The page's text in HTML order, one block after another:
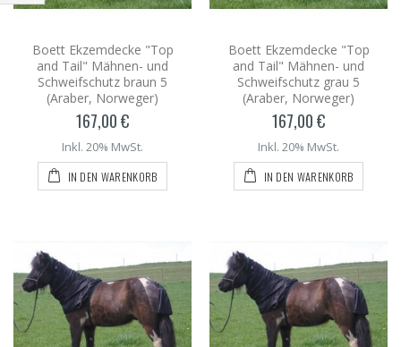
Boett Ekzemdecke "Top
and Tail" Mähnen- und
Schweifschutz braun 5
(Araber, Norweger)
167,00 €
Inkl. 20% MwSt.
IN DEN WARENKORB
Boett Ekzemdecke "Top
and Tail" Mähnen- und
Schweifschutz grau 5
(Araber, Norweger)
167,00 €
Inkl. 20% MwSt.
IN DEN WARENKORB